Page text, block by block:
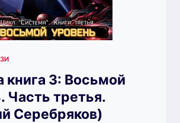
книга 3: Восьмой
Часть третья.
Серебряков)